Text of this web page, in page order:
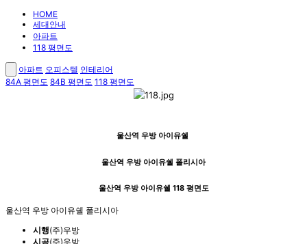
HOME
세대안내
아파트
118 평면도
아파트 오피스텔 인테리어
84A 평면도 84B 평면도 118 평면도
울산역 우방 아이유쉘
울산역 우방 아이유쉘 폴리시아
울산역 우방 아이유쉘 118 평면도
울산역 우방 아이유쉘 폴리시아
시행(주)우방
시공(주)우방